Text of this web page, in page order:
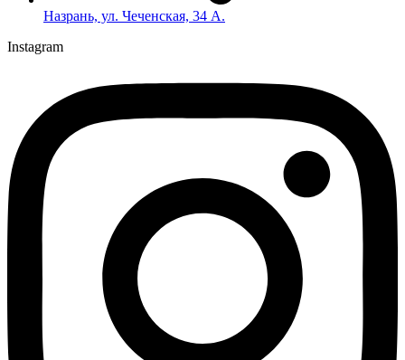
Назрань, ул. Чеченская, 34 А.
Instagram